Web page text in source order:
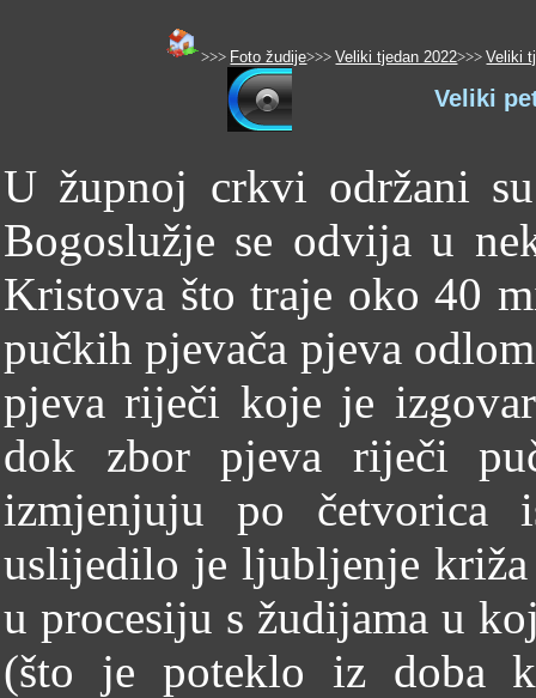
>>> Foto žudije>>>Veliki tjedan 2022>>>Veliki
Veliki
U župnoj crkvi održani
Bogoslužje se odvija u
Kristova što traje oko 40
pučkih pjevača pjeva
pjeva riječi koje je
dok zbor pjeva riječi
izmjenjuju po četvorica
uslijedilo je ljubljenje križa
u procesiju s žudijama u
(što je poteklo iz doba